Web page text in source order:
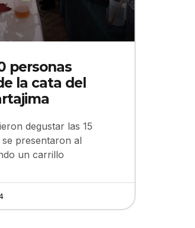
personas
la cata del
degustar las 15
presentaron al
un carrillo